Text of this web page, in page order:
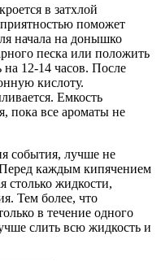
в затхлой
поможет
начала на донышко
песка или положить
на 12-14 часов. После
кислоту.
Емкость
пока все ароматы не
события, лучше не
Перед каждым кипячением
столько жидкости,
Тем более, что
в течение одного
слить всю жидкость и